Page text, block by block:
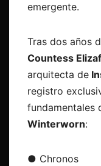
emergente.
Tras dos años
Countess
arquitecta de
registro
fundamentales
Winterworn:
● Chronos